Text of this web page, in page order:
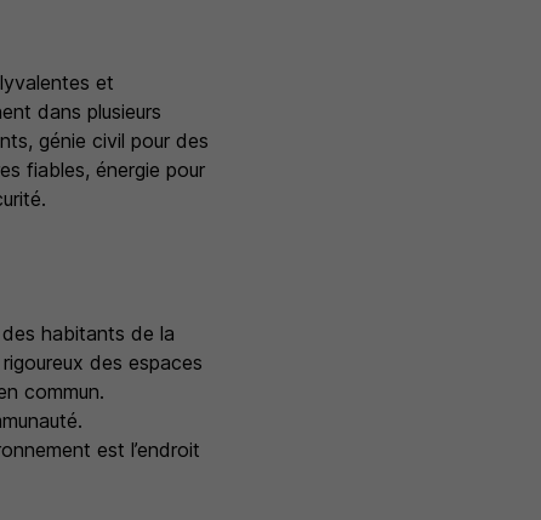
et
dans plusieurs
génie civil pour des
fiables, énergie pour
des habitants de la
des espaces
commun.
est l’endroit